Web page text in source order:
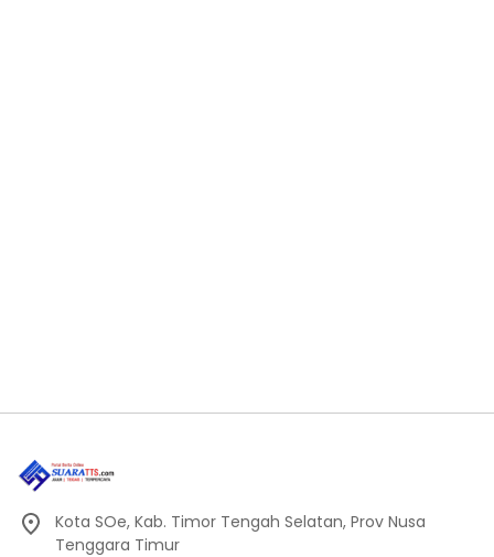
Kota SOe, Kab. Timor Tengah Selatan, Prov Nusa
Tenggara Timur